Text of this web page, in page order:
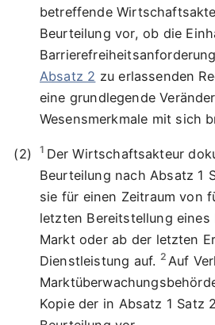
betreffende
Beurteilung vor, ob die
Absatz 2 zu erlassenden
eine grundlegende
Wesensmerkmale mit sich
1 Der Wirtschaftsakteur
Beurteilung nach Absatz 1
sie für einen Zeitraum von
letzten Bereitstellung eines
Markt oder ab der letzten
Dienstleistung auf. 2 Auf
Kopie der in Absatz 1 Satz